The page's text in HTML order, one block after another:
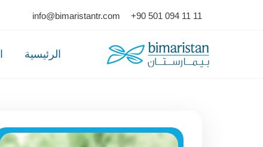
info@bimaristantr.com +90 501 094 11 11
الرئيسية